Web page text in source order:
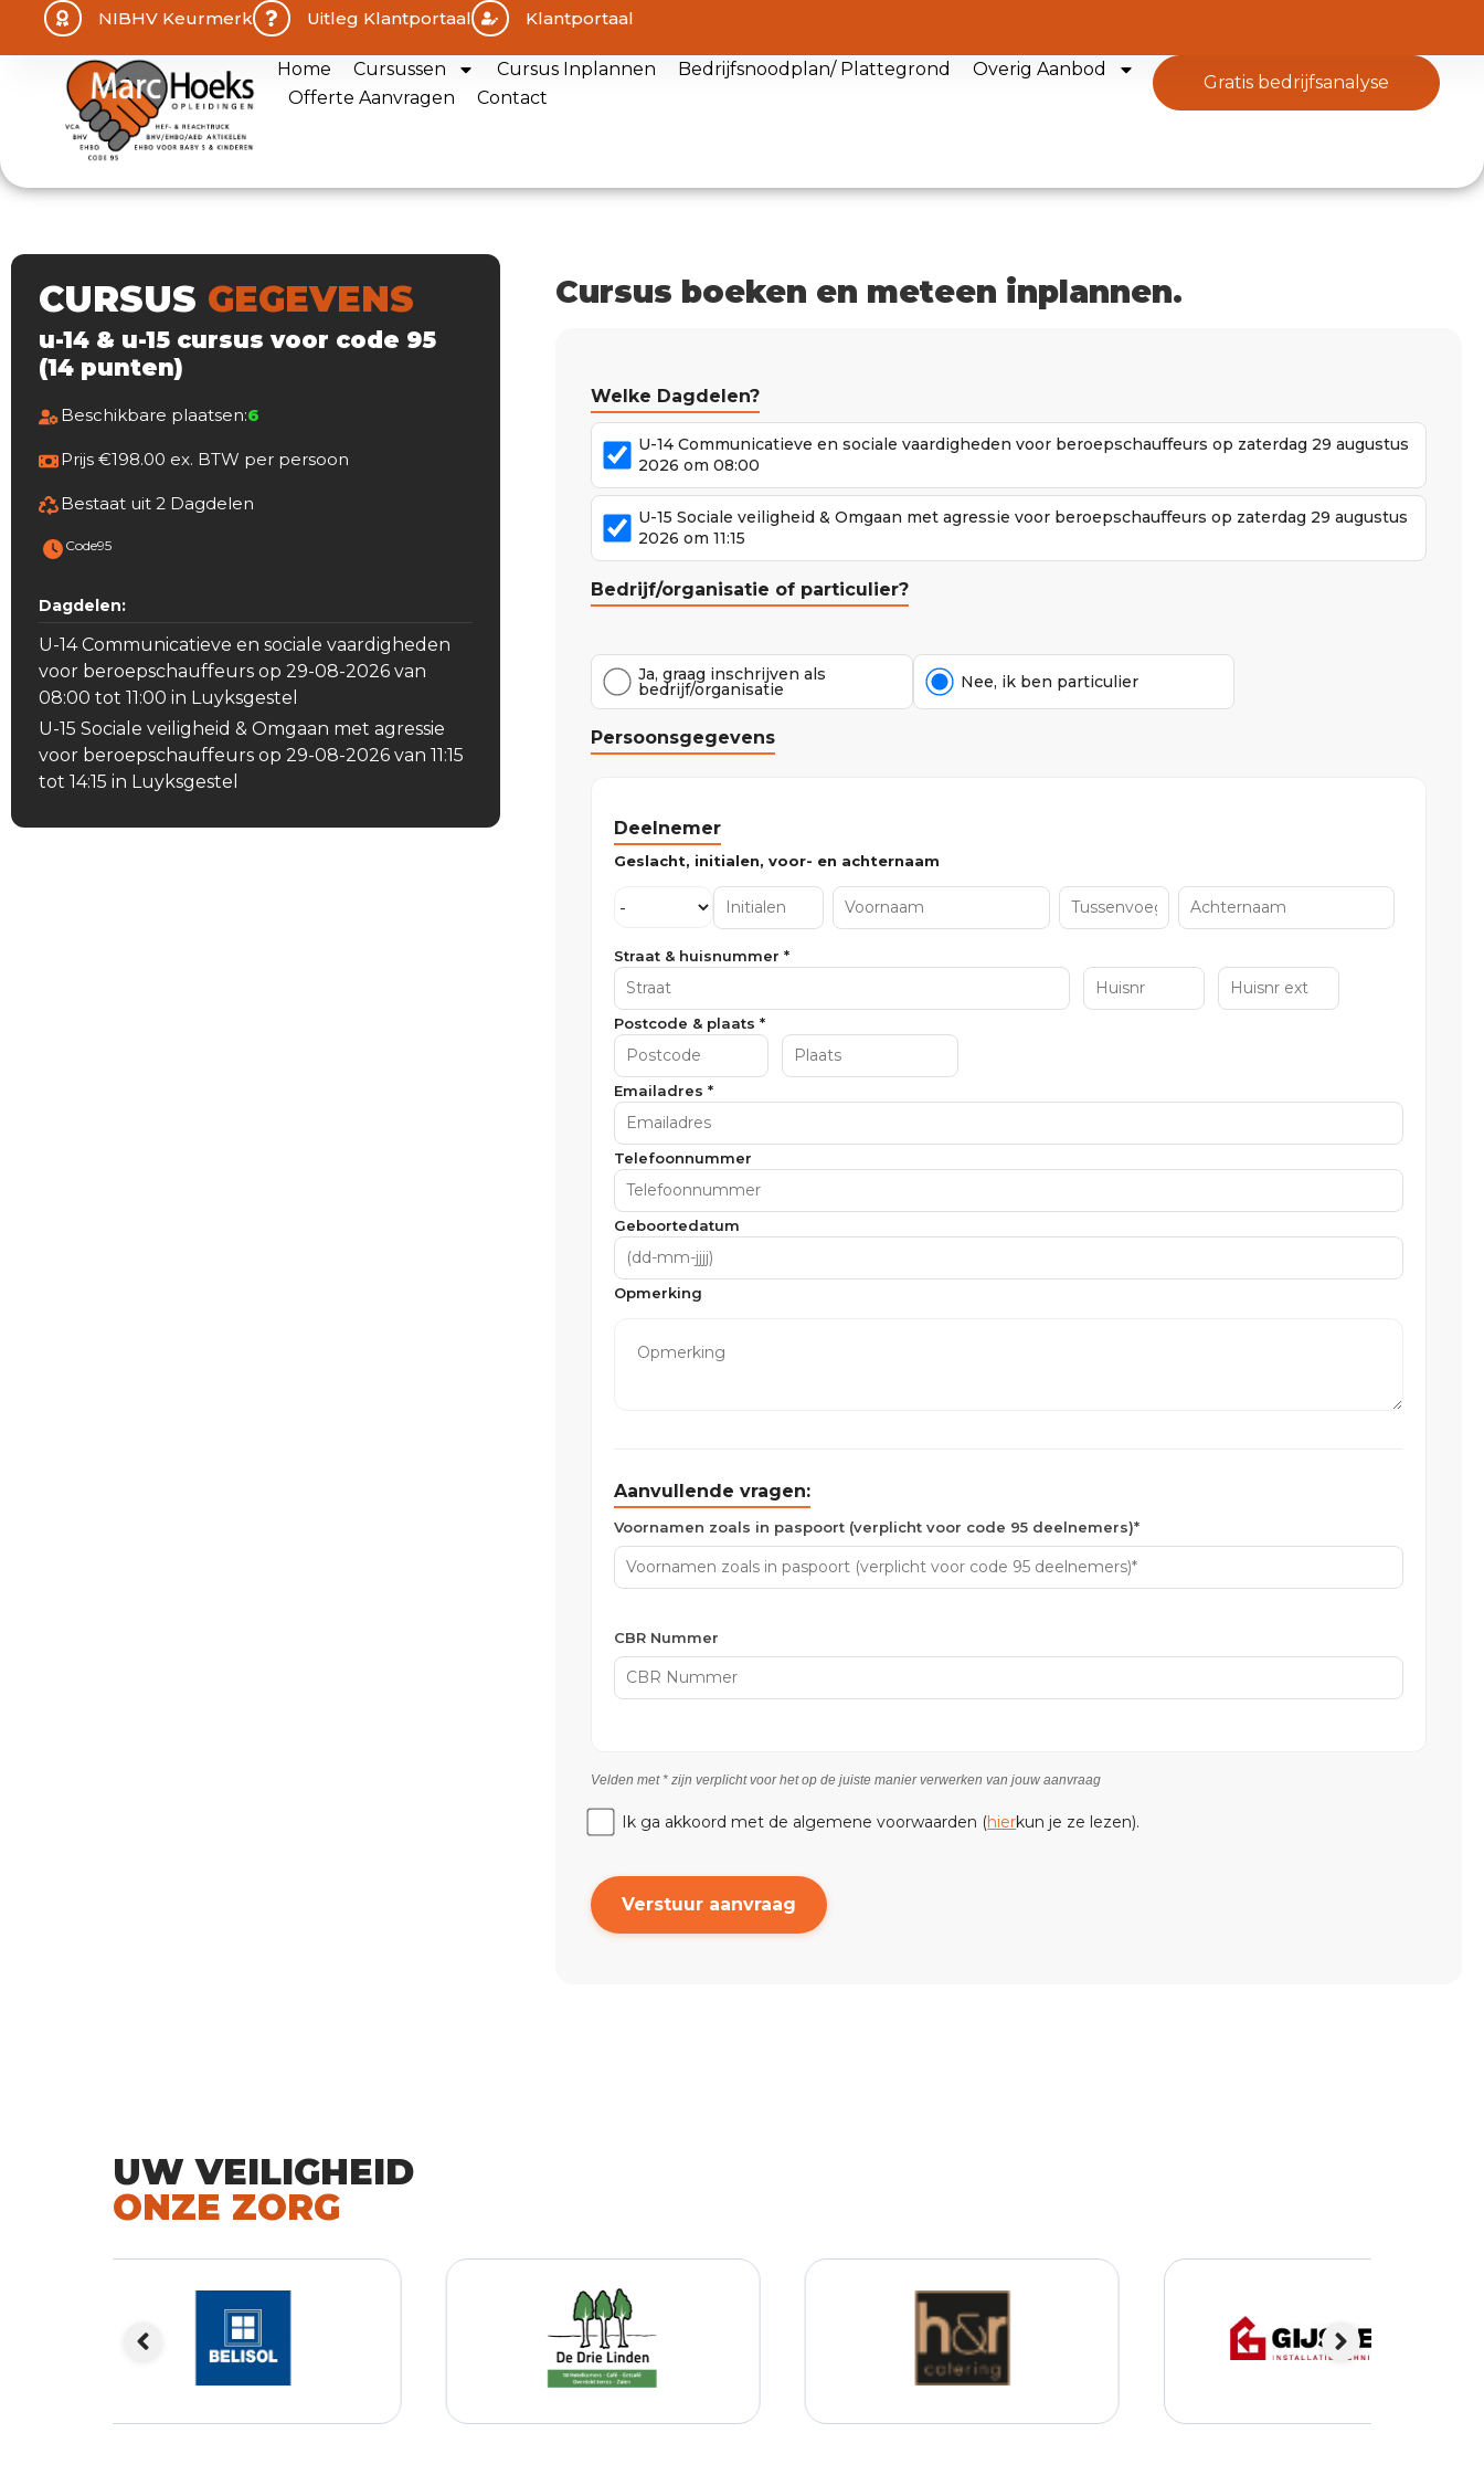
NIBHV Keurmerk Uitleg Klantportaal Klantportaal
Home Cursussen Cursus Inplannen Bedrijfsnoodplan/ Plattegrond
Overig Aanbod
Offerte Aanvragen
Contact
gratis bedrijfsanalyse
CURSUS GEGEVENS
u-14 & u-15 cursus voor code 95
(14 punten)
Beschikbare plaatsen:6
Prijs €198.00 ex. BTW per persoon
Bestaat uit 2 Dagdelen
Code95
Dagdelen:
U-14 Communicatieve en sociale vaardigheden
voor beroepschauffeurs op 29-08-2026 van
08:00 tot 11:00 in Luyksgestel
U-15 Sociale veiligheid & Omgaan met agressie
voor beroepschauffeurs op 29-08-2026 van 11:15
tot 14:15 in Luyksgestel
Cursus boeken en meteen inplannen.
Welke Dagdelen?
U-14 Communicatieve en sociale vaardigheden voor beroepschauffeurs op zaterdag 29 augustus
2026 om 08:00
U-15 Sociale veiligheid & Omgaan met agressie voor beroepschauffeurs op zaterdag 29 augustus
2026 om 11:15
Bedrijf/organisatie of particulier?
Ja, graag inschrijven als
bedrijf/organisatie Nee, ik ben particulier
Persoonsgegevens
Deelnemer
Straat & huisnummer *
Postcode & plaats *
Emailadres *
Telefoonnummer
Geboortedatum
Opmerking
Aanvullende vragen:
Voornamen zoals in paspoort (verplicht voor code 95 deelnemers)*
CBR Nummer
Velden met * zijn verplicht voor het op de juiste manier verwerken van jouw aanvraag
Ik ga akkoord met de algemene voorwaarden (hierkun je ze lezen).
Verstuur aanvraag
UW VEILIGHEID
ONZE ZORG